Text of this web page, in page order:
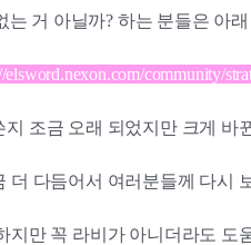
거 아닐까? 하는 분들은 아
community/
조금 오래 되었지만 크게 바
더 다듬어서 여러분들께 다시
지만 꼭 라비가 아니더라도